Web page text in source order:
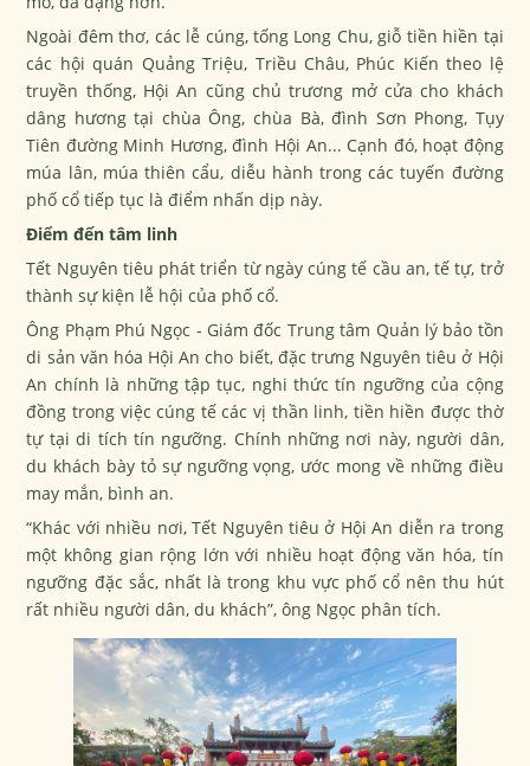
Ngoài đêm thơ, các lễ cúng, tống Long Chu, giỗ tiền hiền tại
các hội quán Quảng Triệu, Triều Châu, Phúc Kiến theo lệ
truyền thống, Hội An cũng chủ trương mở cửa cho khách
dâng hương tại chùa Ông, chùa Bà, đình Sơn Phong, Tụy
Tiên đường Minh Hương, đình Hội An... Cạnh đó, hoạt động
múa lân, múa thiên cẩu, diễu hành trong các tuyến đường
phố cổ tiếp tục là điểm nhấn dịp này.
Điểm đến tâm linh
Tết Nguyên tiêu phát triển từ ngày cúng tế cầu an, tế tự, trở
thành sự kiện lễ hội của phố cổ.
Ông Phạm Phú Ngọc - Giám đốc Trung tâm Quản lý bảo tồn
di sản văn hóa Hội An cho biết, đặc trưng Nguyên tiêu ở Hội
An chính là những tập tục, nghi thức tín ngưỡng của cộng
đồng trong việc cúng tế các vị thần linh, tiền hiền được thờ
tự tại di tích tín ngưỡng. Chính những nơi này, người dân,
du khách bày tỏ sự ngưỡng vọng, ước mong về những điều
may mắn, bình an.
“Khác với nhiều nơi, Tết Nguyên tiêu ở Hội An diễn ra trong
một không gian rộng lớn với nhiều hoạt động văn hóa, tín
ngưỡng đặc sắc, nhất là trong khu vực phố cổ nên thu hút
rất nhiều người dân, du khách”, ông Ngọc phân tích.